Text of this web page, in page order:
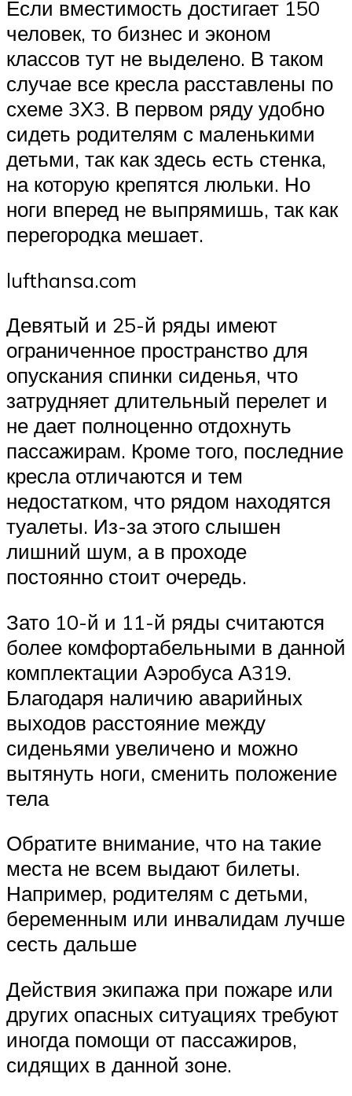
Если вместимость достигает 150
человек, то бизнес и эконом
классов тут не выделено. В таком
случае все кресла расставлены по
схеме 3Х3. В первом ряду удобно
сидеть родителям с маленькими
детьми, так как здесь есть стенка,
на которую крепятся люльки. Но
ноги вперед не выпрямишь, так как
перегородка мешает.
lufthansa.com
Девятый и 25-й ряды имеют
ограниченное пространство для
опускания спинки сиденья, что
затрудняет длительный перелет и
не дает полноценно отдохнуть
пассажирам. Кроме того, последние
кресла отличаются и тем
недостатком, что рядом находятся
туалеты. Из-за этого слышен
лишний шум, а в проходе
постоянно стоит очередь.
Зато 10-й и 11-й ряды считаются
более комфортабельными в данной
комплектации Аэробуса А319.
Благодаря наличию аварийных
выходов расстояние между
сиденьями увеличено и можно
вытянуть ноги, сменить положение
тела
Обратите внимание, что на такие
места не всем выдают билеты.
Например, родителям с детьми,
беременным или инвалидам лучше
сесть дальше
Действия экипажа при пожаре или
других опасных ситуациях требуют
иногда помощи от пассажиров,
сидящих в данной зоне.